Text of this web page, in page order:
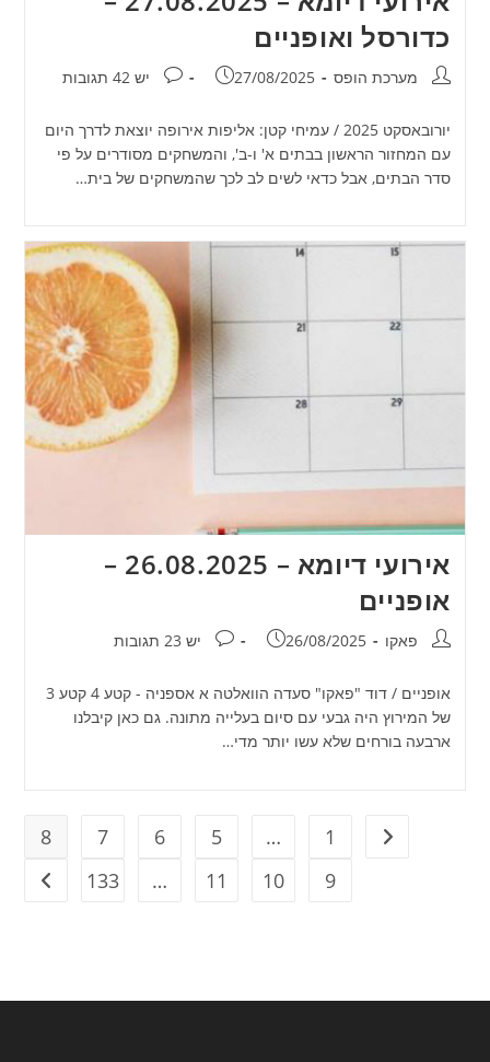
כדורסל ואופניים
מחבר:מערכת הופס פורסם:
27/08/2025 תגובות:
יש 42 תגובות
יורובאסקט 2025 / עמיחי קטן: אליפות אירופה יוצאת לדרך היום
עם המחזור הראשון בבתים א' ו-ב', והמשחקים מסודרים על פי
סדר הבתים, אבל כדאי לשים לב לכך שהמשחקים של בית…
אירועי דיומא – 26.08.2025 –
אופניים
מחבר:פאקו פורסם:
26/08/2025 תגובות:
יש 23 תגובות
אופניים / דוד "פאקו" סעדה הוואלטה א אספניה - קטע 4 קטע 3
של המירוץ היה גבעי עם סיום בעלייה מתונה. גם כאן קיבלנו
ארבעה בורחים שלא עשו יותר מדי…
מעבר לעמוד הקודם
1
…
5
6
7
8
9
10
11
…
133 מעבר